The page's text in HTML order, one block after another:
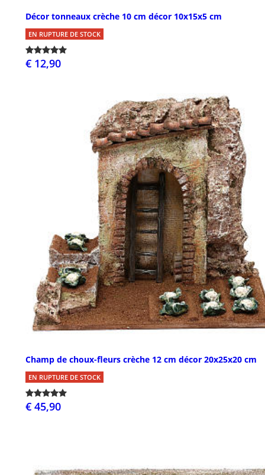
Décor tonneaux crèche 10 cm décor 10x15x5 cm
EN RUPTURE DE STOCK
€ 12,90
Champ de choux-fleurs crèche 12 cm décor 20x25x20 cm
EN RUPTURE DE STOCK
€ 45,90